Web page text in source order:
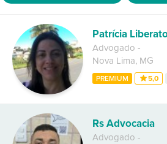
Patrícia
Advogado -
Nova Lima, MG
PREMIUM 5,0
Rs Advocacia
Advogado -